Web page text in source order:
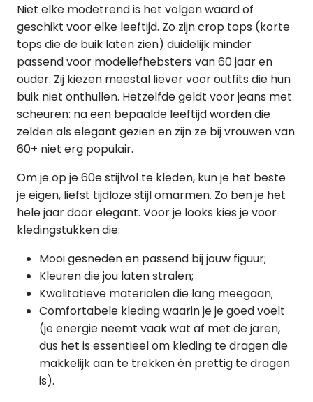
Niet elke modetrend is het volgen waard of
geschikt voor elke leeftijd. Zo zijn crop tops (korte
tops die de buik laten zien) duidelijk minder
passend voor modeliefhebsters van 60 jaar en
ouder. Zij kiezen meestal liever voor outfits die hun
buik niet onthullen. Hetzelfde geldt voor jeans met
scheuren: na een bepaalde leeftijd worden die
zelden als elegant gezien en zijn ze bij vrouwen van
60+ niet erg populair.
Om je op je 60e stijlvol te kleden, kun je het beste
je eigen, liefst tijdloze stijl omarmen. Zo ben je het
hele jaar door elegant. Voor je looks kies je voor
kledingstukken die:
Mooi gesneden en passend bij jouw figuur;
Kleuren die jou laten stralen;
Kwalitatieve materialen die lang meegaan;
Comfortabele kleding waarin je je goed voelt
(je energie neemt vaak wat af met de jaren,
dus het is essentieel om kleding te dragen die
makkelijk aan te trekken én prettig te dragen
is).